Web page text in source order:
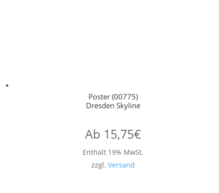
Poster (00775)
Dresden Skyline
Ab 15,75€
Enthält 19% MwSt.
zzgl. Versand